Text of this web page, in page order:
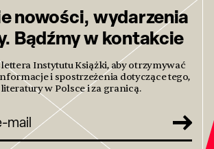
nowości, wydarzenia
Bądźmy w kontakcie
Instytutu Książki, aby otrzymywać
i spostrzeżenia dotyczące tego,
w Polsce i za granicą.